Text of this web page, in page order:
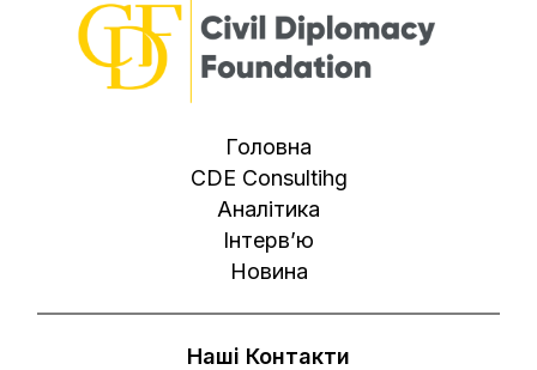
Головна
CDE Consultihg
Аналітика
Інтерв’ю
Новина
Наші Контакти